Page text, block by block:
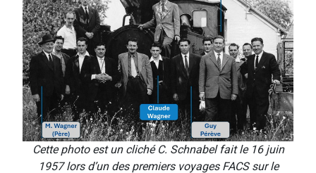
Cette photo est un cliché C. Schnabel fait le 16 juin
1957 lors d’un des premiers voyages FACS sur le